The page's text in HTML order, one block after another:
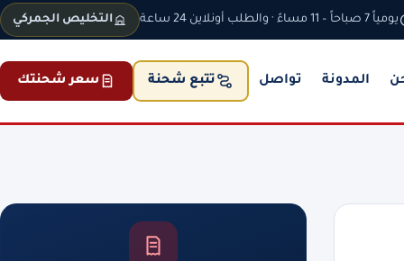
يومياً 7 صباحاً – 11 مساءً · والطلب أونلاين 24 ساعة التخليص الجمركي
المدونة تواصل تتبع شحنة سعر شحنتك